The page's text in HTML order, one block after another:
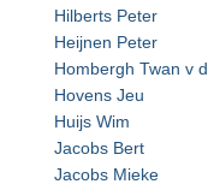
Hilberts Peter
Heijnen Peter
Hombergh Twan v d
Hovens Jeu
Huijs Wim
Jacobs Bert
Jacobs Mieke